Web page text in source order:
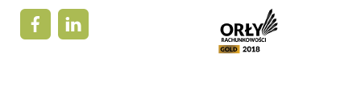
FacebookLinkedIn